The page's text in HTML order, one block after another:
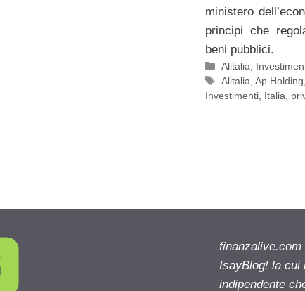
ministero
principi che
beni pubblici.
Categorie
Alitalia
Tag
Alitalia ,Ap Holding
Investimenti, Italia
finanzalive.com
IsayBlog! la cui
indipendente